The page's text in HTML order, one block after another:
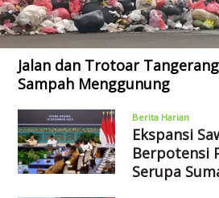
Jalan dan Trotoar
Sampah Menggunung
Berita Harian
Ekspansi
Berpotensi
Serupa